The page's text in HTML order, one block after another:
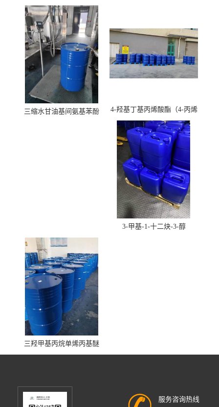
三缩水甘油基间氨基苯酚
4-羟基丁基丙烯酸酯（4-丙烯
酸羟丁酯）
3-甲基-1-十二炔-3-醇
三羟甲基丙烷单烯丙基醚
服务咨询热线